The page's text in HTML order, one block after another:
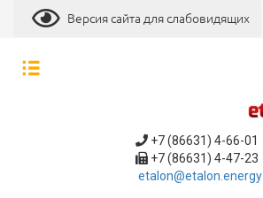
Версия сайта для слабовидящих
+7 (86631) 4-66-01
+7 (86631) 4-47-23
etalon@etalon.energy